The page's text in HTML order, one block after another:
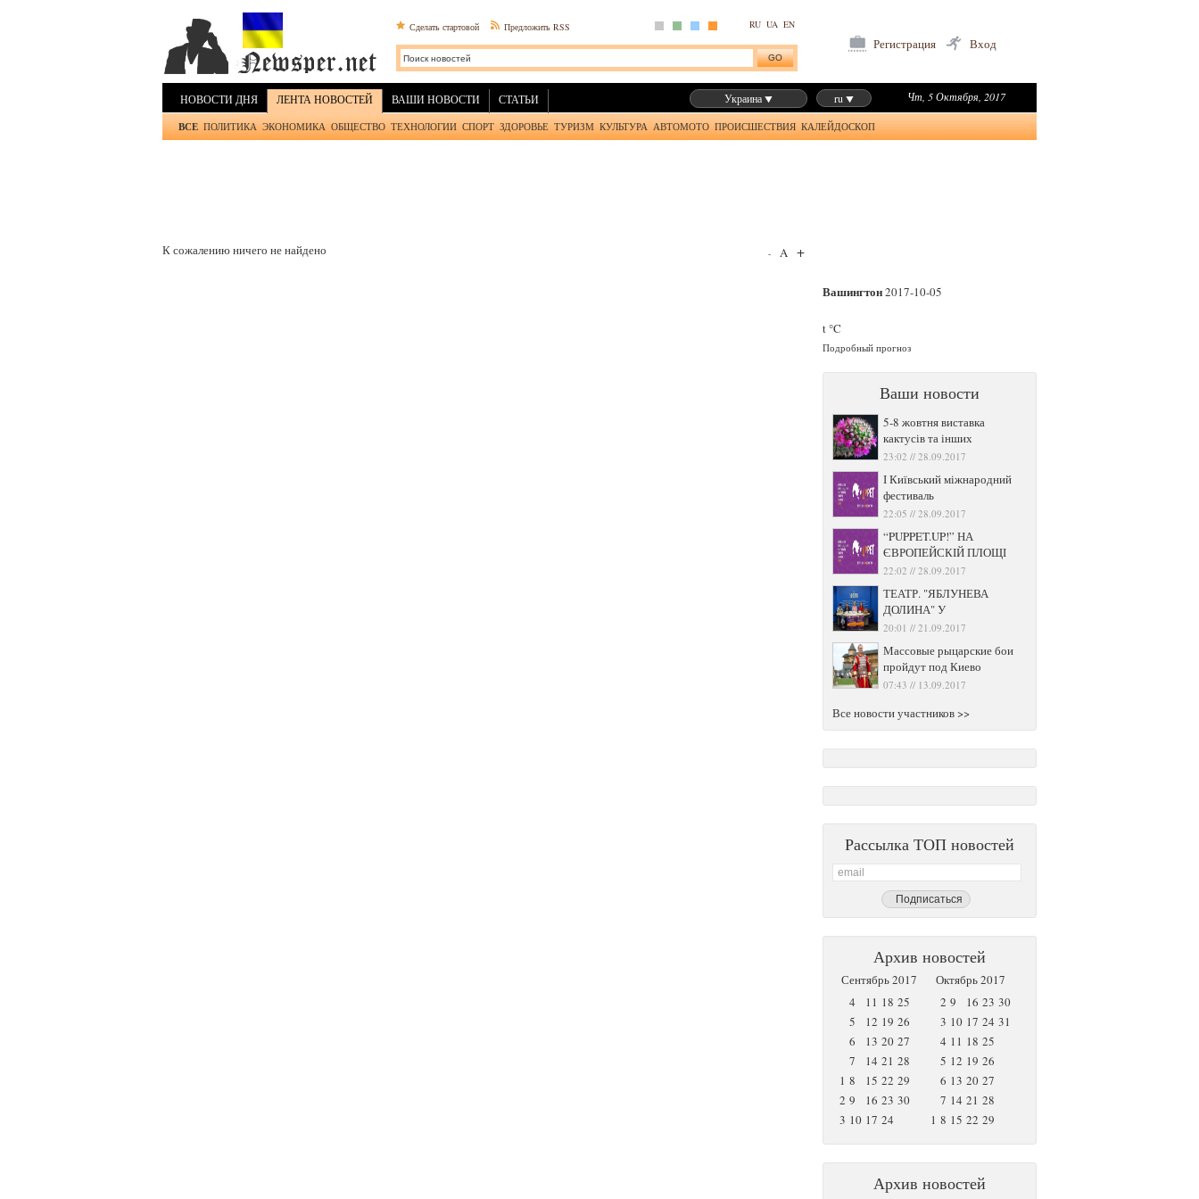
Сделать стартовой Предложить RSS RU UA EN
Регистрация Вход
НОВОСТИ ДНЯ ЛЕНТА НОВОСТЕЙ ВАШИ НОВОСТИ СТАТЬИ Чт, 5 Октября, 2017
ru
Украина
ВСЕ ПОЛИТИКА ЭКОНОМИКА ОБЩЕСТВО ТЕХНОЛОГИИ СПОРТ ЗДОРОВЬЕ ТУРИЗМ КУЛЬТУРА АВТОМОТО ПРОИСШЕСТВИЯ КАЛЕЙДОСКОП
- A +
К сожалению ничего не найдено
Вашингтон2017-10-05
t °C
Подробный прогноз
Ваши новости
5-8 жовтня виставка
кактусів та інших
23:02 // 28.09.2017
І Київський міжнародний
фестиваль
22:05 // 28.09.2017
“PUPPET.UP!” НА
ЄВРОПЕЙСКІЙ ПЛОЩІ
22:02 // 28.09.2017
ТЕАТР. "ЯБЛУНЕВА
ДОЛИНА" У
20:01 // 21.09.2017
Массовые рыцарские бои
пройдут под Киево
07:43 // 13.09.2017
Все новости участников >>
Рассылка ТОП новостей
Архив новостей
Сентябрь 2017
4
11 18 25
5
12 19 26
6
13 20 27
7
14 21 28
1 8 15 22 29
2 9 16 23 30
3 10 17 24
Октябрь 2017
2 9 16 23 30
3 10 17 24 31
4 11 18 25
5 12 19 26
6 13 20 27
7 14 21 28
1 8 15 22 29
Архив новостей